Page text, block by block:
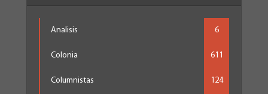
Analisis 6
Colonia 611
Columnistas 124